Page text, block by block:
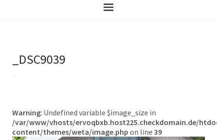
_DSC9039
Warning: Undefined variable $image_size in
/var/www/vhosts/ervoqbxb.host225.checkdomain.de/
content/themes/weta/image.php on line 39